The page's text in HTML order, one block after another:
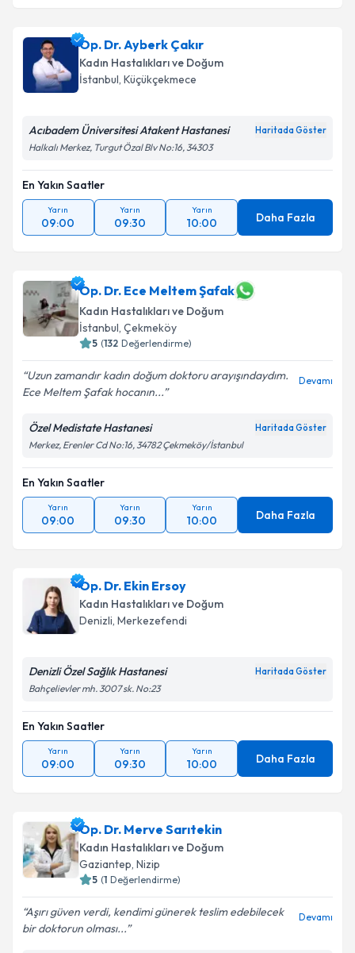
Op. Dr. Ayberk Çakır
Kadın Hastalıkları ve Doğum
İstanbul, Küçükçekmece
Acıbadem Üniversitesi Atakent Hastanesi Haritada Göster
Halkalı Merkez, Turgut Özal Blv No:16, 34303
En Yakın Saatler
Yarın
09:00
Yarın
09:30
Yarın
10:00 Daha Fazla
Op. Dr. Ece Meltem Şafak
Kadın Hastalıkları ve Doğum
İstanbul, Çekmeköy
5 (132 Değerlendirme)
Uzun zamandır kadın doğum doktoru arayışındaydım.
Ece Meltem Şafak hocanın...
Devamı
Özel Medistate Hastanesi Haritada Göster
Merkez, Erenler Cd No:16, 34782 Çekmeköy/İstanbul
En Yakın Saatler
Yarın
09:00
Yarın
09:30
Yarın
10:00 Daha Fazla
Op. Dr. Ekin Ersoy
Kadın Hastalıkları ve Doğum
Denizli, Merkezefendi
Denizli Özel Sağlık Hastanesi Haritada Göster
Bahçelievler mh. 3007 sk. No:23
En Yakın Saatler
Yarın
09:00
Yarın
09:30
Yarın
10:00 Daha Fazla
Op. Dr. Merve Sarıtekin
Kadın Hastalıkları ve Doğum
Gaziantep, Nizip
5 (1 Değerlendirme)
Aşırı güven verdi, kendimi günerek teslim edebilecek
bir doktorun olması...
Devamı